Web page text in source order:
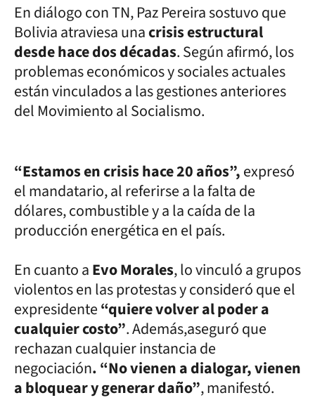
En diálogo con TN, Paz Pereira sostuvo que
Bolivia atraviesa unacrisis estructural
desde hace dos décadas. Según afirmó, los
problemas económicos y sociales actuales
están vinculados a las gestiones anteriores
del Movimiento al Socialismo.
“Estamos en crisis hace 20 años”,expresó
el mandatario, al referirse a la falta de
dólares, combustible y a la caída de la
producción energética en el país.
En cuanto aEvo Morales, lo vinculó a grupos
violentos en las protestas y consideró que el
expresidente“quiere volver al poder a
cualquier costo”. Además,aseguró que
rechazan cualquier instancia de
negociación. “No vienen a dialogar, vienen
a bloquear y generar daño”, manifestó.